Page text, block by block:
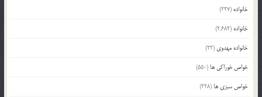
خانواده (227)
خانواده (2,682)
خانواده مهدوی (22)
خواص خوراکی ها (550)
خواص سبزی ها (228)